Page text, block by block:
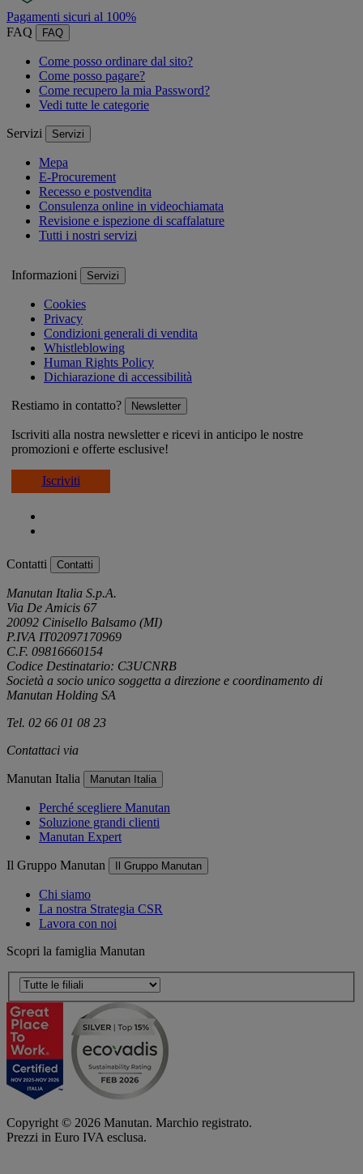
Pagamenti sicuri al 100%
FAQ
FAQ
Come posso ordinare dal sito?
Come posso pagare?
Come recupero la mia Password?
Vedi tutte le categorie
Servizi Servizi
Mepa
E-Procurement
Recesso e postvendita
Consulenza online in videochiamata
Revisione e ispezione di scaffalature
Tutti i nostri servizi
Informazioni Servizi
Cookies
Privacy
Condizioni generali di vendita
Whistleblowing
Human Rights Policy
Dichiarazione di accessibilità
Restiamo in contatto? Newsletter
Iscriviti alla nostra newsletter e ricevi in anticipo le nostre
promozioni e offerte esclusive!
Iscriviti
Contatti Contatti
Manutan Italia S.p.A.
Via De Amicis 67
20092 Cinisello Balsamo (MI)
P.IVA IT02097170969
C.F. 09816660154
Codice Destinatario: C3UCNRB
Società a socio unico soggetta a direzione e coordinamento di
Manutan Holding SA
Tel. 02 66 01 08 23
Contattaci via
Manutan Italia Manutan Italia
Perché scegliere Manutan
Soluzione grandi clienti
Manutan Expert
Il Gruppo Manutan Il Gruppo Manutan
Chi siamo
La nostra Strategia CSR
Lavora con noi
Scopri la famiglia Manutan
Copyright © 2026 Manutan. Marchio registrato.
Prezzi in Euro IVA esclusa.